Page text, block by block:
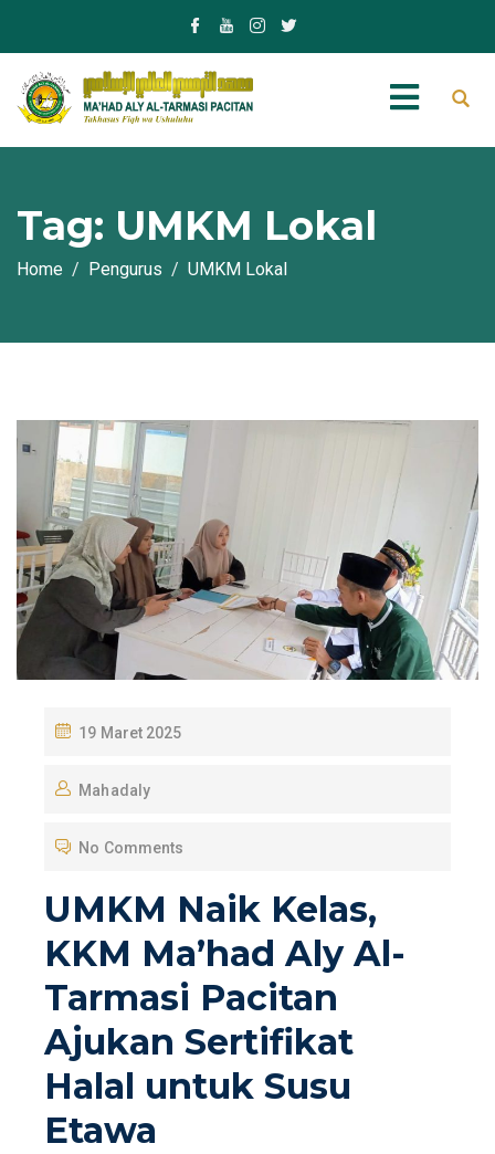
Tag: UMKM Lokal
Home Pengurus UMKM Lokal
P
S
E
O
N
19 Maret 2025
Mahadaly
No Comments
UMKM Naik Kelas,
KKM Ma’had Aly Al-
Tarmasi Pacitan
Ajukan Sertifikat
Halal untuk Susu
Etawa